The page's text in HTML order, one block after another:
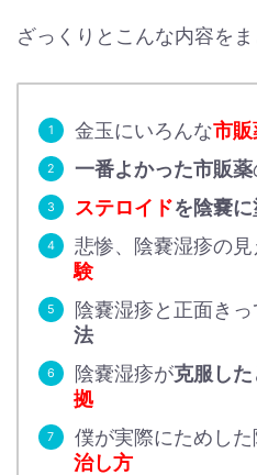
ざっくりとこんな内容をま
金玉にいろんな市販
一番よかった市販薬
ステロイドを陰嚢
悲惨、陰嚢湿疹の見
験
陰嚢湿疹と正面き
法
陰嚢湿疹が克服し
拠
僕が実際にためし
治し方